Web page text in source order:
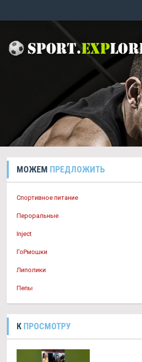
МОЖЕМ ПРЕДЛОЖИТЬ
Спортивное питание
Пероральные
Inject
ГоРмошки
Липолики
Пепы
К ПРОСМОТРУ